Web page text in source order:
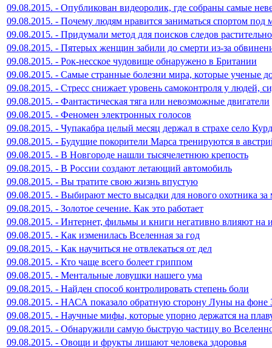
09.08.2015. - Опубликован видеоролик, где собраны самые
09.08.2015. - Почему людям нравится заниматься спортом под
09.08.2015. - Придумали метод для поисков следов
09.08.2015. - Пятерых женщин забили до смерти из-за
09.08.2015. - Рок-несское чудовище обнаружено в Британии
09.08.2015. - Самые странные болезни мира, которые ученые
09.08.2015. - Стресс снижает уровень самоконтроля у людей,
09.08.2015. - Фантастическая тяга или невозможные двигатели
09.08.2015. - Феномен электронных голосов
09.08.2015. - Чупакабра целый месяц держал в страхе село
09.08.2015. - Будущие покорители Марса тренируются в
09.08.2015. - В Новгороде нашли тысячелетнюю крепость
09.08.2015. - В России создают летающий автомобиль
09.08.2015. - Вы тратите свою жизнь впустую
09.08.2015. - Выбирают место высадки для нового охотника за
09.08.2015. - Золотое сечение. Как это работает
09.08.2015. - Интернет, фильмы и книги негативно влияют
09.08.2015. - Как изменилась Вселенная за год
09.08.2015. - Как научиться не отвлекаться от дел
09.08.2015. - Кто чаще всего болеет гриппом
09.08.2015. - Ментальные ловушки нашего ума
09.08.2015. - Найден способ контролировать степень боли
09.08.2015. - НАСА показало обратную сторону Луны на фоне
09.08.2015. - Научные мифы, которые упорно держатся на
09.08.2015. - Обнаружили самую быструю частицу во
09.08.2015. - Овощи и фрукты лишают человека здоровья